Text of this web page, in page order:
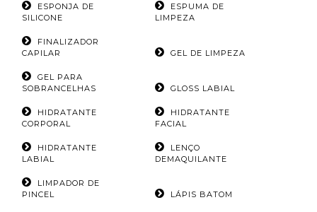
ESPONJA DE
SILICONE
ESPUMA DE
LIMPEZA
FINALIZADOR
CAPILAR
GEL DE LIMPEZA
GEL PARA
SOBRANCELHAS
GLOSS LABIAL
HIDRATANTE
CORPORAL
HIDRATANTE
FACIAL
HIDRATANTE
LABIAL
LENÇO
DEMAQUILANTE
LIMPADOR DE
PINCEL
LÁPIS BATOM